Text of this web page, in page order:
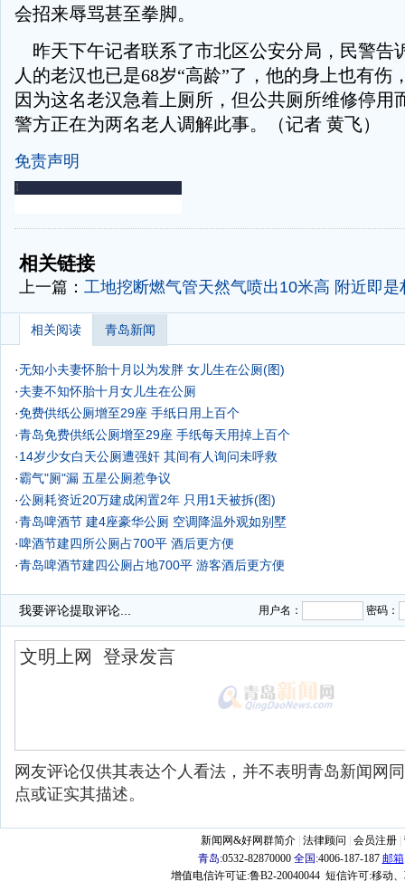
会招来辱骂甚至拳脚。
昨天下午记者联系了市北区公安分局，民警告
人的老汉也已是68岁“高龄”了，他的身上也有伤
因为这名老汉急着上厕所，但公共厕所维修停用
警方正在为两名老人调解此事。（记者 黄飞）
免责声明
-
相关链接
上一篇： 工地挖断燃气管天然气喷出10米高 附近即是
相关阅读 青岛新闻
·无知小夫妻怀胎十月以为发胖 女儿生在公厕(图)
·夫妻不知怀胎十月女儿生在公厕
·免费供纸公厕增至29座 手纸日用上百个
·青岛免费供纸公厕增至29座 手纸每天用掉上百个
·14岁少女白天公厕遭强奸 其间有人询问未呼救
·霸气"厕"漏 五星公厕惹争议
·公厕耗资近20万建成闲置2年 只用1天被拆(图)
·青岛啤酒节 建4座豪华公厕 空调降温外观如别墅
·啤酒节建四所公厕占700平 酒后更方便
·青岛啤酒节建四公厕占地700平 游客酒后更方便
我要评论提取评论... 用户名： 密码：
网友评论仅供其表达个人看法，并不表明青岛新闻网
点或证实其描述。